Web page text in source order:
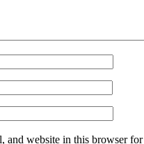
and website in this browser